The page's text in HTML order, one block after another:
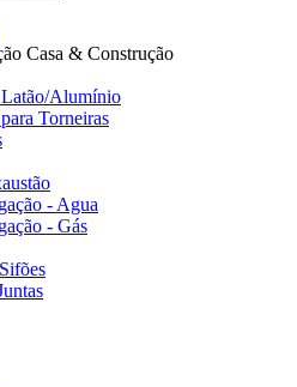
Casa & Construção
Latão/Alumínio
Torneiras
- Agua
- Gás